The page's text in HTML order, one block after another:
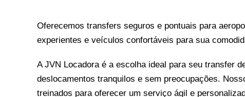
Oferecemos transfers seguros e pontuais para
experientes e veículos confortáveis para sua
A JVN Locadora é a escolha ideal para seu transfer
deslocamentos tranquilos e sem preocupações.
treinados para oferecer um serviço ágil e